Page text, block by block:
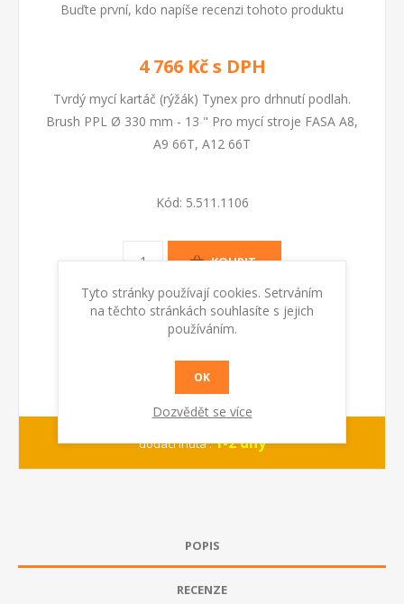
Buďte první, kdo napíše recenzi tohoto produktu
4 766 Kč s DPH
Tvrdý mycí kartáč (rýžák) Tynex pro drhnutí podlah.
Brush PPL Ø 330 mm - 13 " Pro mycí stroje FASA A8,
A9 66T, A12 66T
Kód: 5.511.1106
KOUPIT
dodací lhůta :1-2 dny
POPIS
RECENZE
Tyto stránky používají cookies. Setrváním
na těchto stránkách souhlasíte s jejich
používáním.
OK
Dozvědět se více